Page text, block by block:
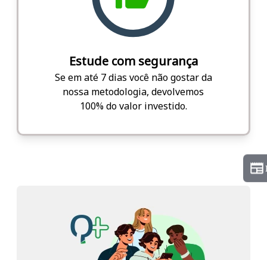
Estude com segurança
Se em até 7 dias você não gostar da
nossa metodologia, devolvemos
100% do valor investido.